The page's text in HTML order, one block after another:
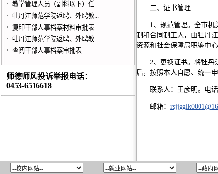
教学管理人员（副科以下）任...
牡丹江师范学院返聘、外聘教...
复印干部人事档案材料审批表
牡丹江师范学院返聘、外聘教...
查阅干部人事档案审批表
师德师风投诉举报电话：
0453-6516618
二、证书管理
1、规范管理。全市机
制和合同制工人，由牡丹
资源和社会保障局职鉴中
2、更换证书。将牡丹
后，按照本人自愿、统一
联系人：王彦明。电
邮箱：